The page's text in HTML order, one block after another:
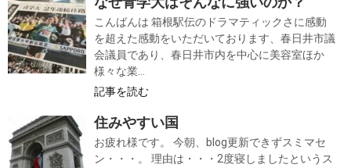
こんばんは 箱根駅伝のドラマティックさに感動
を超えた感動をいただいております、春日井市議
会議員であり、春日井市内を中心に美容室ほか
様々な業...
記事を読む
住みやすい国
お疲れ様です。 今朝、blog更新できずスミマセ
ン・・・。 理由は・・・2度寝しましたというス